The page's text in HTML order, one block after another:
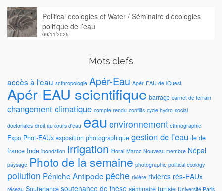
Political ecologies of Water / Séminaire d’écologies
politique de l’eau
09/11/2025
Mots clefs
accès à l'eau anthropologie Apér-Eau Apér-EAU de l'Ouest
Apér-EAU scientifique barrage carnet de terrain
changement climatique compte-rendu conflits cycle hydro-social
doctoriales droit au cours d'eau eau environnement ethnographie
Expo Phot-EAUx exposition photographique gestion de l'eau ile de
france Inde inondation irrigation littoral Maroc Nouveau membre Népal
paysage Photo de la semaine photographie political ecology
pollution Péniche Antipode pêche rivière rivières rés-EAUx
réseau Soutenance soutenance de thèse séminaire tunisie Université Paris